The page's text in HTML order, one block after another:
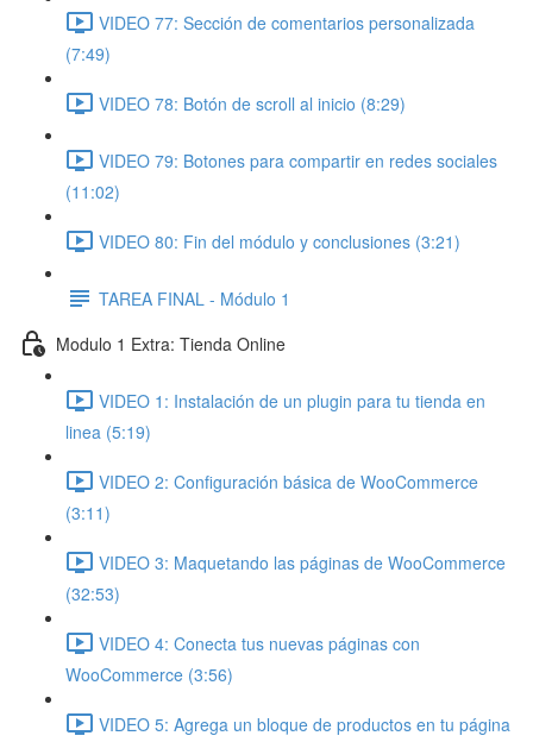
VIDEO 77: Sección de comentarios personalizada
(7:49)
VIDEO 78: Botón de scroll al inicio (8:29)
VIDEO 79: Botones para compartir en redes sociales
(11:02)
VIDEO 80: Fin del módulo y conclusiones (3:21)
TAREA FINAL - Módulo 1
Modulo 1 Extra: Tienda Online
VIDEO 1: Instalación de un plugin para tu tienda en
linea (5:19)
VIDEO 2: Configuración básica de WooCommerce
(3:11)
VIDEO 3: Maquetando las páginas de WooCommerce
(32:53)
VIDEO 4: Conecta tus nuevas páginas con
WooCommerce (3:56)
VIDEO 5: Agrega un bloque de productos en tu página